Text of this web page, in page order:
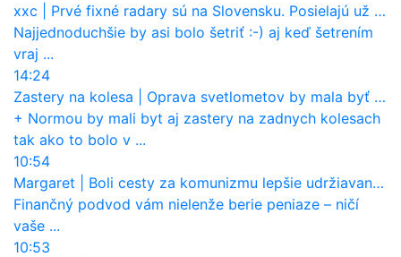
xxc
Prvé fixné radary sú na Slovensku. Posielajú už pokuty? Ukáže ich Waze?
Najjednoduchšie by asi bolo šetriť :-) aj keď šetrením
vraj ...
14:24
Zastery na kolesa
Oprava svetlometov by mala byť normou. Jeden nový dnes stojí priemerne 1251 eur!
+ Normou by mali byt aj zastery na zadnych kolesach
tak ako to bolo v ...
10:54
Margaret
Boli cesty za komunizmu lepšie udržiavané ako dnes?
Finančný podvod vám nielenže berie peniaze – ničí
vaše ...
10:53